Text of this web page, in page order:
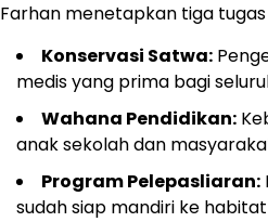
Farhan menetapkan tiga
Konservasi Satwa:
medis yang prima bagi
Wahana Pendidikan:
anak sekolah dan
Program Pelepasliaran:
sudah siap mandiri ke